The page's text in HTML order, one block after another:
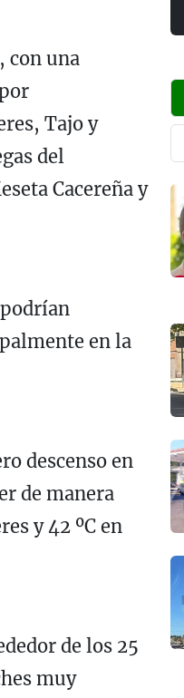
con una
Tajo y
del
Cacereña y
en la
descenso en
de manera
y 42 ºC en
de los 25
muy